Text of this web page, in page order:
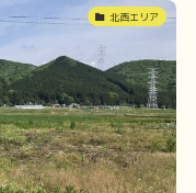
北西エリア